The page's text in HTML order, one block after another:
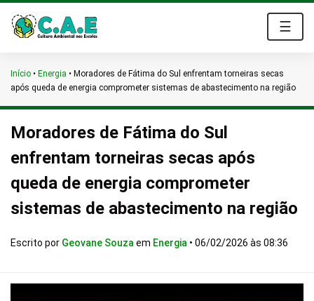
☰
Início • Energia • Moradores de Fátima do Sul enfrentam torneiras secas
após queda de energia comprometer sistemas de abastecimento na região
Moradores de Fátima do Sul
enfrentam torneiras secas após
queda de energia comprometer
sistemas de abastecimento na região
Escrito por Geovane Souza em Energia • 06/02/2026 às 08:36